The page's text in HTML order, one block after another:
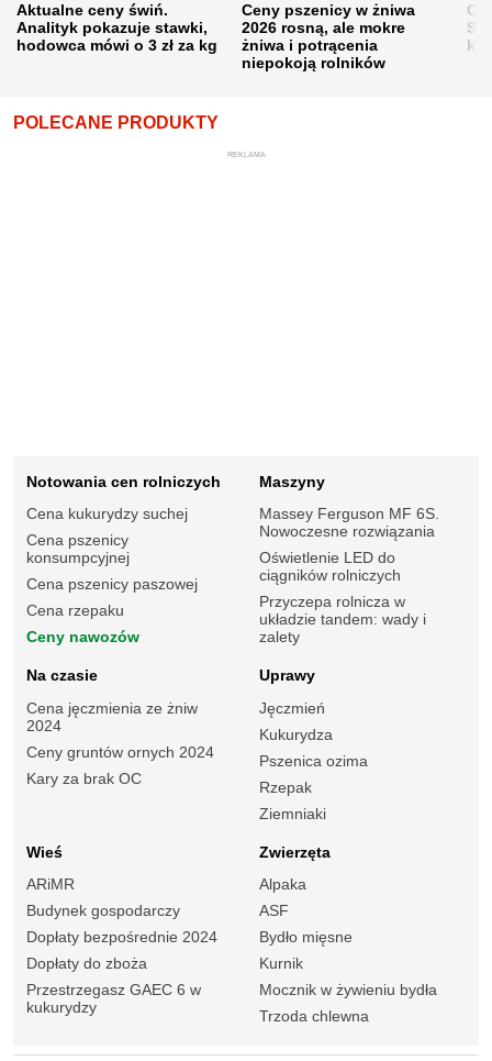
Aktualne ceny świń.
Analityk pokazuje stawki,
hodowca mówi o 3 zł za kg
Ceny pszenicy w żniwa
2026 rosną, ale mokre
żniwa i potrącenia
niepokoją rolników
POLECANE PRODUKTY
REKLAMA
Notowania cen rolniczych
Cena kukurydzy suchej
Cena pszenicy
konsumpcyjnej
Cena pszenicy paszowej
Cena rzepaku
Ceny nawozów
Maszyny
Massey Ferguson MF 6S.
Nowoczesne rozwiązania
Oświetlenie LED do
ciągników rolniczych
Przyczepa rolnicza w
układzie tandem: wady i
zalety
Na czasie
Cena jęczmienia ze żniw
2024
Ceny gruntów ornych 2024
Kary za brak OC
Uprawy
Jęczmień
Kukurydza
Pszenica ozima
Rzepak
Ziemniaki
Wieś
ARiMR
Budynek gospodarczy
Dopłaty bezpośrednie 2024
Dopłaty do zboża
Przestrzegasz GAEC 6 w
kukurydzy
Zwierzęta
Alpaka
ASF
Bydło mięsne
Kurnik
Mocznik w żywieniu bydła
Trzoda chlewna